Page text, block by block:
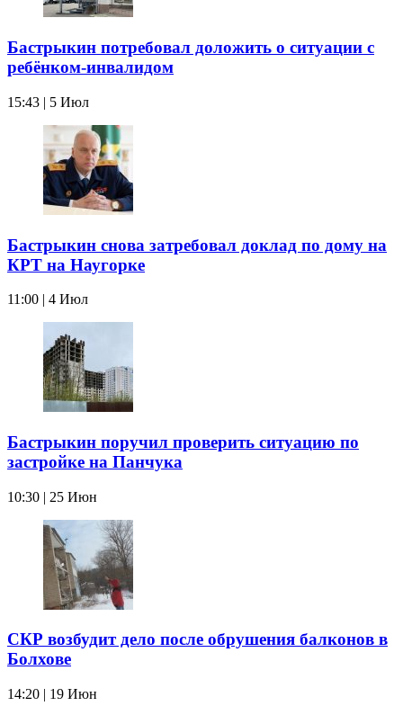
Бастрыкин потребовал доложить о ситуации с
ребёнком-инвалидом
15:43 | 5 Июл
Бастрыкин снова затребовал доклад по дому на
КРТ на Наугорке
11:00 | 4 Июл
Бастрыкин поручил проверить ситуацию по
застройке на Панчука
10:30 | 25 Июн
СКР возбудит дело после обрушения балконов в
Болхове
14:20 | 19 Июн